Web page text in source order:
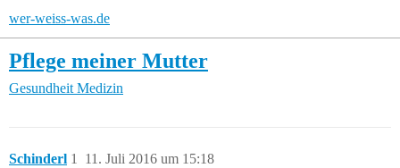
wer-weiss-was.de
Pflege meiner Mutter
Gesundheit Medizin
Schinderl 11. Juli 2016 um 15:18
1